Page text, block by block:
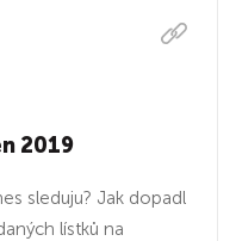
2019
sleduju? Jak dopadl
lístků na